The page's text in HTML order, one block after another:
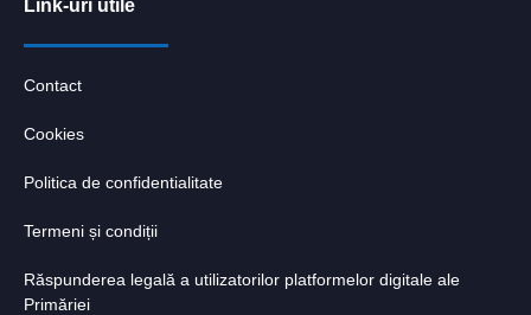
Link-uri utile
Contact
Cookies
Politica de confidentialitate
Termeni și condiții
Răspunderea legală a utilizatorilor platformelor digitale ale
Primăriei